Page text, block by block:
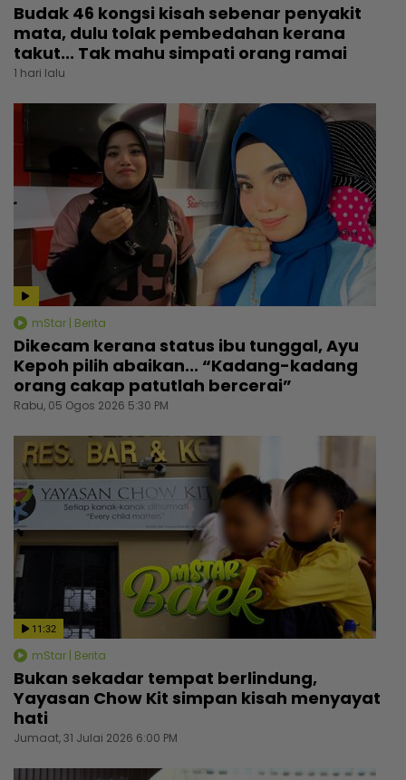
Budak 46 kongsi kisah sebenar penyakit
mata, dulu tolak pembedahan kerana
takut... Tak mahu simpati orang ramai
1 hari lalu
mStar | Berita
Dikecam kerana status ibu tunggal, Ayu
Kepoh pilih abaikan... “Kadang-kadang
orang cakap patutlah bercerai”
Rabu, 05 Ogos 2026 5:30 PM
11:32
mStar | Berita
Bukan sekadar tempat berlindung,
Yayasan Chow Kit simpan kisah menyayat
hati
Jumaat, 31 Julai 2026 6:00 PM